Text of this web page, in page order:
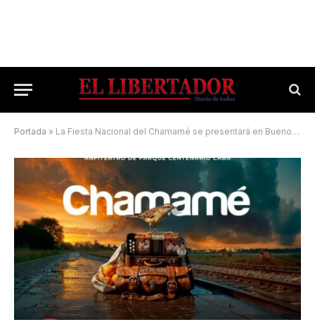
Portada » La Fiesta Nacional del Chamamé se presentará en Buenos Aires